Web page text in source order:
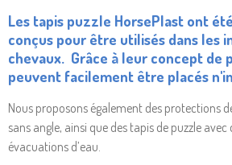
Les tapis puzzle HorsePlast ont
conçus pour être utilisés dans les
chevaux. Grâce à leur concept de
peuvent facilement être placés
Nous proposons également des protections
sans angle, ainsi que des tapis de puzzle
évacuations d’eau.